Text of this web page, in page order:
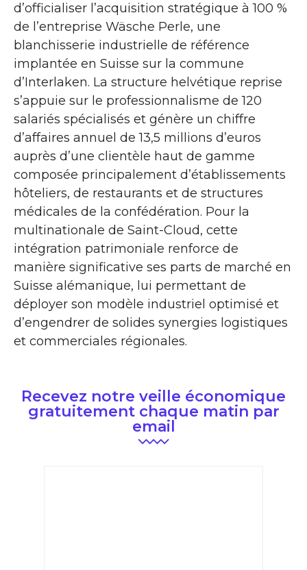
d’officialiser l’acquisition stratégique à 100 %
de l’entreprise Wäsche Perle, une
blanchisserie industrielle de référence
implantée en Suisse sur la commune
d’Interlaken. La structure helvétique reprise
s’appuie sur le professionnalisme de 120
salariés spécialisés et génère un chiffre
d’affaires annuel de 13,5 millions d’euros
auprès d’une clientèle haut de gamme
composée principalement d’établissements
hôteliers, de restaurants et de structures
médicales de la confédération. Pour la
multinationale de Saint-Cloud, cette
intégration patrimoniale renforce de
manière significative ses parts de marché en
Suisse alémanique, lui permettant de
déployer son modèle industriel optimisé et
d’engendrer de solides synergies logistiques
et commerciales régionales.
Recevez notre veille économique
gratuitement chaque matin par
email